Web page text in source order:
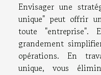
Envisager une
unique" peut offrir
toute "entreprise".
grandement
opérations. En
unique, vous